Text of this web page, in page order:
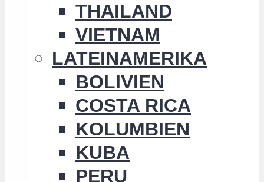
THAILAND
VIETNAM
LATEINAMERIKA
BOLIVIEN
COSTA RICA
KOLUMBIEN
KUBA
PERU